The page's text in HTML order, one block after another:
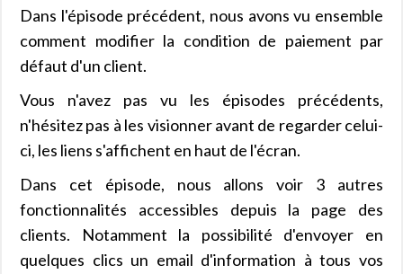
Dans l'épisode précédent, nous avons vu ensemble
comment modifier la condition de paiement par
défaut d'un client.
Vous n'avez pas vu les épisodes précédents,
n'hésitez pas à les visionner avant de regarder celui-
ci, les liens s'affichent en haut de l'écran.
Dans cet épisode, nous allons voir 3 autres
fonctionnalités accessibles depuis la page des
clients. Notamment la possibilité d'envoyer en
quelques clics un email d'information à tous vos